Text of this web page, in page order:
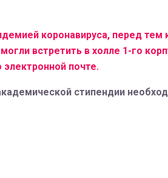
коронавируса, перед
встретить в холле 1-го
почте.
стипендии